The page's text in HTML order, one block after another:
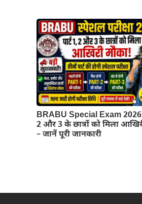
BRABU Special Exam 2026:
2 और 3 के छात्रों को मिला
– जानें पूरी जानकारी